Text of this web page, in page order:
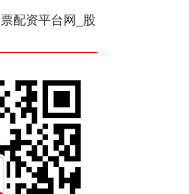
配资平台网_股